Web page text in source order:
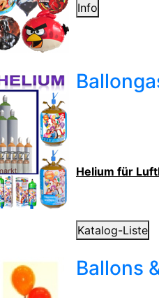
Info
Helium für
Katalog-Liste
Ballons